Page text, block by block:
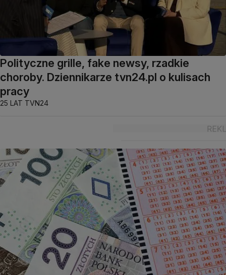
Polityczne grille, fake newsy, rzadkie
choroby. Dziennikarze tvn24.pl o kulisach
pracy
25 LAT TVN24